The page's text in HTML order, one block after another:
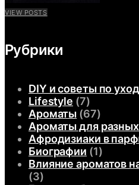
VIEW POSTS
Рубрики
DIY и советы по
Lifestyle (7)
Ароматы (67)
Ароматы для
Афродизиаки в
Биографии (1)
Влияние ароматов
(3)